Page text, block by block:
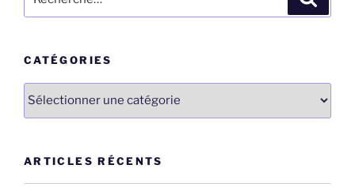
pour
CATÉGORIES
Catégories
ARTICLES RÉCENTS